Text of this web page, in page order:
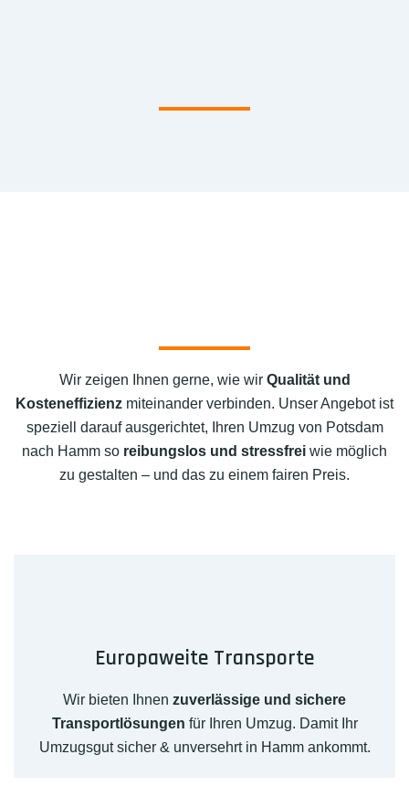
Wir zeigen Ihnen gerne, wie wir Qualität und
Kosteneffizienz miteinander verbinden. Unser Angebot ist
speziell darauf ausgerichtet, Ihren Umzug von Potsdam
nach Hamm so reibungslos und stressfrei wie möglich
zu gestalten – und das zu einem fairen Preis.
Europaweite Transporte
Wir bieten Ihnen zuverlässige und sichere
Transportlösungen für Ihren Umzug. Damit Ihr
Umzugsgut sicher & unversehrt in Hamm ankommt.